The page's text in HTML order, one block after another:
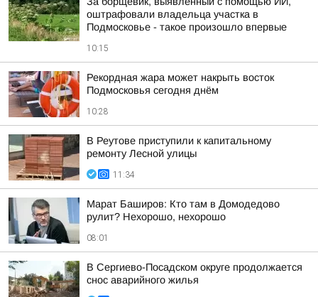
оштрафовали владельца участка в
Подмосковье - такое произошло впервые
10:15
Рекордная жара может накрыть восток
Подмосковья сегодня днём
10:28
В Реутове приступили к капитальному
ремонту Лесной улицы
11:34
Марат Баширов: Кто там в Домодедово
рулит? Нехорошо, нехорошо
08:01
В Сергиево-Посадском округе продолжается
снос аварийного жилья